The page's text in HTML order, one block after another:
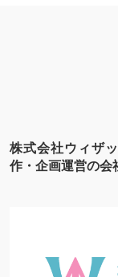
株式会社ウィザ
作・企画運営の会